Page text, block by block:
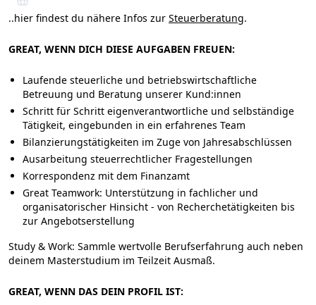
..hier findest du nähere Infos zur Steuerberatung.
GREAT, WENN DICH DIESE AUFGABEN FREUEN:
Laufende steuerliche und betriebswirtschaftliche
Betreuung und Beratung unserer Kund:innen
Schritt für Schritt eigenverantwortliche und selbständige
Tätigkeit, eingebunden in ein erfahrenes Team
Bilanzierungstätigkeiten im Zuge von Jahresabschlüssen
Ausarbeitung steuerrechtlicher Fragestellungen
Korrespondenz mit dem Finanzamt
Great Teamwork: Unterstützung in fachlicher und
organisatorischer Hinsicht - von Recherchetätigkeiten bis
zur Angebotserstellung
Study & Work: Sammle wertvolle Berufserfahrung auch neben
deinem Masterstudium im Teilzeit Ausmaß.
GREAT, WENN DAS DEIN PROFIL IST: